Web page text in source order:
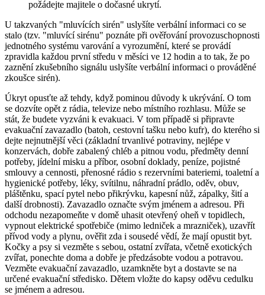
požádejte majitele o dočasné ukrytí.
U takzvaných "mluvících sirén" uslyšíte verbální informaci co se
stalo (tzv. "mluvící sirénu" poznáte při ověřování provozuschopnosti
jednotného systému varování a vyrozumění, které se provádí
zpravidla každou první středu v měsíci ve 12 hodin a to tak, že po
zaznění zkušebního signálu uslyšíte verbální informaci o prováděné
zkoušce sirén).
Úkryt opusťte až tehdy, když pominou důvody k ukrývání. O tom
se dozvíte opět z rádia, televize nebo místního rozhlasu. Může se
stát, že budete vyzváni k evakuaci. V tom případě si připravte
evakuační zavazadlo (batoh, cestovní tašku nebo kufr), do kterého si
dejte nejnutnější věci (základní trvanlivé potraviny, nejlépe v
konzervách, dobře zabalený chléb a pitnou vodu, předměty denní
potřeby, jídelní misku a příbor, osobní doklady, peníze, pojistné
smlouvy a cennosti, přenosné rádio s rezervními bateriemi, toaletní a
hygienické potřeby, léky, svítilnu, náhradní prádlo, oděv, obuv,
pláštěnku, spací pytel nebo přikrývku, kapesní nůž, zápalky, šití a
další drobnosti). Zavazadlo označte svým jménem a adresou. Při
odchodu nezapomeňte v domě uhasit otevřený oheň v topidlech,
vypnout elektrické spotřebiče (mimo ledniček a mrazniček), uzavřít
přívod vody a plynu, ověřit zda i sousedé vědí, že mají opustit byt.
Kočky a psy si vezměte s sebou, ostatní zvířata, včetně exotických
zvířat, ponechte doma a dobře je předzásobte vodou a potravou.
Vezměte evakuační zavazadlo, uzamkněte byt a dostavte se na
určené evakuační středisko. Dětem vložte do kapsy oděvu cedulku
se jménem a adresou.